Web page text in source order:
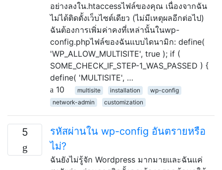
อย่างลงใน.htaccessไฟล์ของคุณ เนื่องจากฉัน
ไม่ได้ติดตั้งเว็บไซต์เดียว (ไม่มีเหตุผลอีกต่อไป)
ฉันต้องการเพิ่มค่าคงที่เหล่านั้นในwp-
config.phpไฟล์ของฉันแบบไดนามิก: define(
'WP_ALLOW_MULTISITE', true ); if (
SOME_CHECK_IF_STEP-1_WAS_PASSED ) {
define( 'MULTISITE', …
10
multisite installation
wp-config
network-admin
customization
5
รหัสผ่านใน wp-config อันตรายหรือ
ไม่?
ฉันยังไม่รู้จัก Wordpress มากมายและฉันแค่